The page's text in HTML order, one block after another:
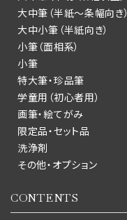
大中筆（半紙～条幅向き）
大中小筆（半紙向き）
小筆（面相系）
小筆
特大筆・珍品筆
学童用（初心者用）
画筆・絵てがみ
限定品・セット品
洗浄剤
その他・オプション
CONTENTS